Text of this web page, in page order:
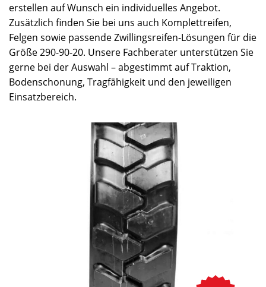
erstellen auf Wunsch ein individuelles Angebot.
Zusätzlich finden Sie bei uns auch Komplettreifen,
Felgen sowie passende Zwillingsreifen-Lösungen für die
Größe 290-90-20. Unsere Fachberater unterstützen Sie
gerne bei der Auswahl – abgestimmt auf Traktion,
Bodenschonung, Tragfähigkeit und den jeweiligen
Einsatzbereich.